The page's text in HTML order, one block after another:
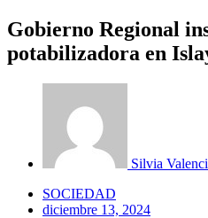
Gobierno Regional
potabilizadora en
Silvia
SOCIEDAD
diciembre 13, 2024